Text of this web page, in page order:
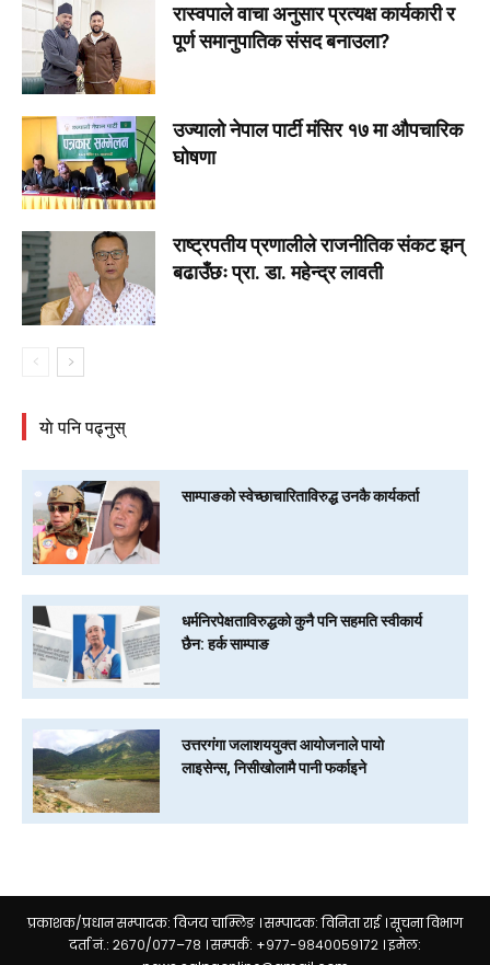
रास्वपाले वाचा अनुसार प्रत्यक्ष कार्यकारी र
पूर्ण समानुपातिक संसद बनाउला?
उज्यालो नेपाल पार्टी मंसिर १७ मा औपचारिक
घोषणा
राष्ट्रपतीय प्रणालीले राजनीतिक संकट झन्
बढाउँछः प्रा. डा. महेन्द्र लावती
याे पनि पढ्नुस्
साम्पाङको स्वेच्छाचारिताविरुद्ध उनकै कार्यकर्ता
धर्मनिरपेक्षताविरुद्धको कुनै पनि सहमति स्वीकार्य
छैन: हर्क साम्पाङ
उत्तरगंगा जलाशययुक्त आयोजनाले पायो
लाइसेन्स, निसीखोलामै पानी फर्काइने
प्रकाशक/प्रधान सम्पादक: विजय चाम्लिङ । सम्पादक: विनिता राई । सूचना विभाग
दर्ता नं.: २६७०/०७७–७८ । सम्पर्क: +९७७-९८४००५९१७२ । इमेल: